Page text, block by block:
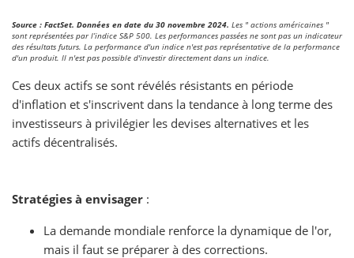
Source : FactSet. Données en date du 30 novembre 2024. Les " actions américaines "
sont représentées par l’indice S&P 500. Les performances passées ne sont pas un indicateur
des résultats futurs. La performance d'un indice n'est pas représentative de la performance
d'un produit. Il n'est pas possible d'investir directement dans un indice.
Ces deux actifs se sont révélés résistants en période
d'inflation et s'inscrivent dans la tendance à long terme des
investisseurs à privilégier les devises alternatives et les
actifs décentralisés.
Stratégies à envisager :
La demande mondiale renforce la dynamique de l'or,
mais il faut se préparer à des corrections.